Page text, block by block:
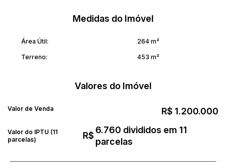
Medidas do Imóvel
Área Útil: 264 m²
Terreno: 453 m²
Valores do Imóvel
R$ 1.200.000
Valor de Venda
Valor do IPTU (11
parcelas)
R$
6.760 divididos em 11
parcelas